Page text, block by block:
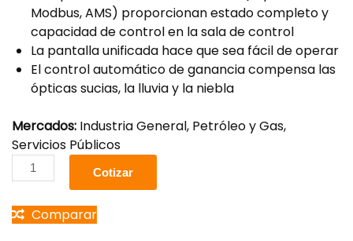
Modbus, AMS) proporcionan estado completo y
capacidad de control en la sala de control
La pantalla unificada hace que sea fácil de operar
El control automático de ganancia compensa las
ópticas sucias, la lluvia y la niebla
Mercados: Industria General, Petróleo y Gas,
Servicios Públicos
Cotizar
Comparar